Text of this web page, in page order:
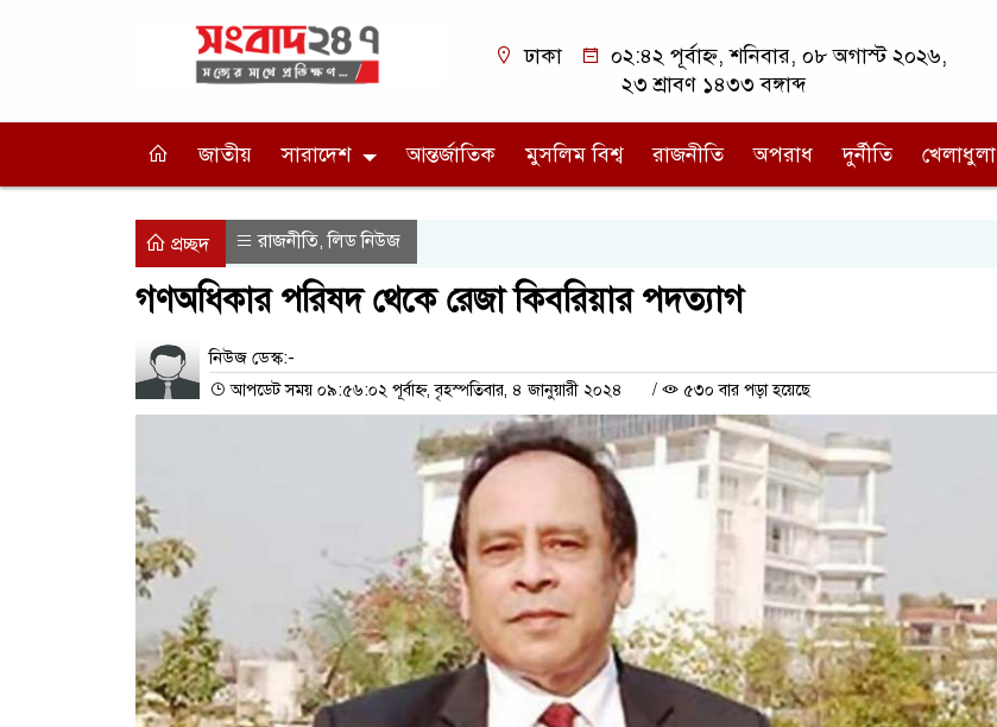
ঢাকা
০২:৪২ পূর্বাহ্ন, শনিবার, ০৮ অগাস্ট ২০২৬,
২৩ শ্রাবণ ১৪৩৩ বঙ্গাব্দ
জাতীয় সারাদেশ আন্তর্জাতিক মুসলিম বিশ্ব রাজনীতি অপরাধ দুর্নীতি খেলাধুলা
প্রচ্ছদ রাজনীতি,লিড নিউজ
গণঅধিকার পরিষদ থেকে রেজা কিবরিয়ার পদত্যাগ
নিউজ ডেস্ক:-
আপডেট সময় ০৯:৫৬:০২ পূর্বাহ্ন, বৃহস্পতিবার, ৪ জানুয়ারী ২০২৪ / ৫৩০ বার পড়া হয়েছে